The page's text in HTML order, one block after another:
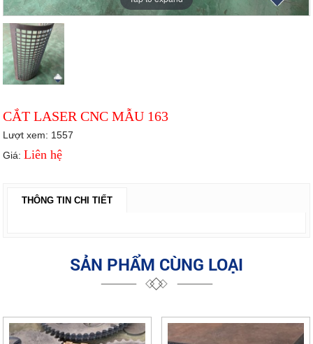
CẮT LASER CNC MẪU 163
Lượt xem: 1557
Giá: Liên hệ
THÔNG TIN CHI TIẾT
SẢN PHẨM CÙNG LOẠI